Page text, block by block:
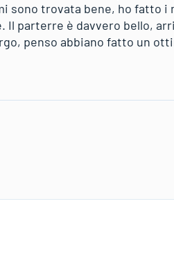
sono trovata bene, ho fatto i
Il parterre è davvero bello,
penso abbiano fatto un